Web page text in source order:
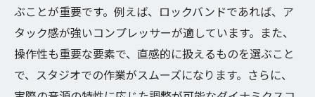
整のコツ
バンドの音色を際立たせるダイナミクスの
使い方
演奏に合わせたダイナミクスのカスタマイ
ぶことが重要です。例えば、ロックバンドであれば、ア
タック感が強いコンプレッサーが適しています。また、
操作性も重要な要素で、直感的に扱えるものを選ぶこと
で、スタジオでの作業がスムーズになります。さらに、